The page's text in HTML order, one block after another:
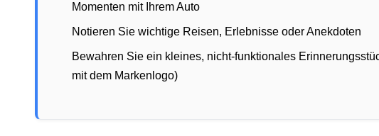
Momenten mit Ihrem Auto
Notieren Sie wichtige Reisen, Erlebnisse oder Anekdoten
Bewahren Sie ein kleines, nicht-funktionales
mit dem Markenlogo)